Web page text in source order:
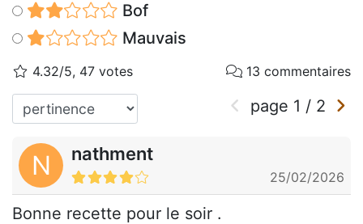
Bof
Mauvais
4.32/5, 47 votes 13 commentaires
page 1 / 2
N nathment
25/02/2026
Bonne recette pour le soir .